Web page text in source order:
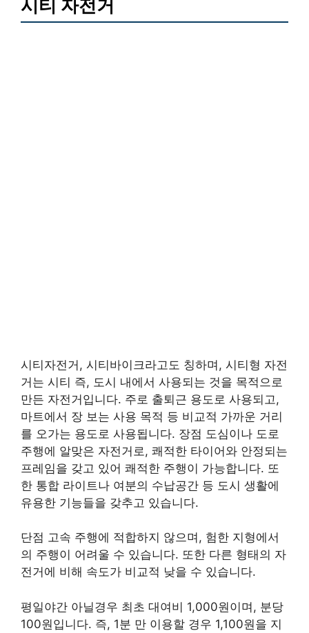
시티 자전거
시티자전거, 시티바이크라고도 칭하며, 시티형 자전
거는 시티 즉, 도시 내에서 사용되는 것을 목적으로
만든 자전거입니다. 주로 출퇴근 용도로 사용되고,
마트에서 장 보는 사용 목적 등 비교적 가까운 거리
를 오가는 용도로 사용됩니다. 장점 도심이나 도로
주행에 알맞은 자전거로, 쾌적한 타이어와 안정되는
프레임을 갖고 있어 쾌적한 주행이 가능합니다. 또
한 통합 라이트나 여분의 수납공간 등 도시 생활에
유용한 기능들을 갖추고 있습니다.
단점 고속 주행에 적합하지 않으며, 험한 지형에서
의 주행이 어려울 수 있습니다. 또한 다른 형태의 자
전거에 비해 속도가 비교적 낮을 수 있습니다.
평일야간 아닐경우 최초 대여비 1,000원이며, 분당
100원입니다. 즉, 1분 만 이용할 경우 1,100원을 지